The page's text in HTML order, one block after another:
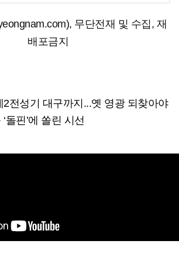
무단전재 및 수집, 재
배포금지
2전성기 대구까지...옛 영광 되찾아야
돌핀’에 쏠린 시선